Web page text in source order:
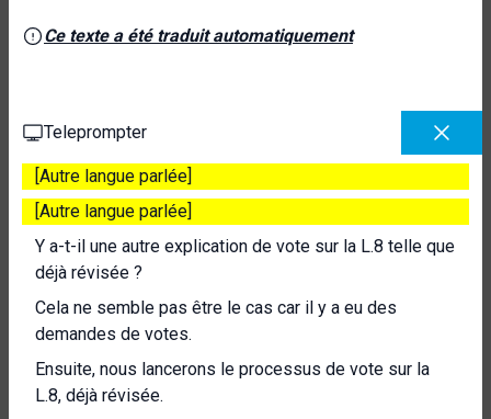
Ce texte a été traduit automatiquement
Teleprompter
[Autre langue parlée]
[Autre langue parlée]
Y a-t-il une autre explication de vote sur la L.8 telle que
déjà révisée ?
Cela ne semble pas être le cas car il y a eu des
demandes de votes.
Ensuite, nous lancerons le processus de vote sur la
L.8, déjà révisée.